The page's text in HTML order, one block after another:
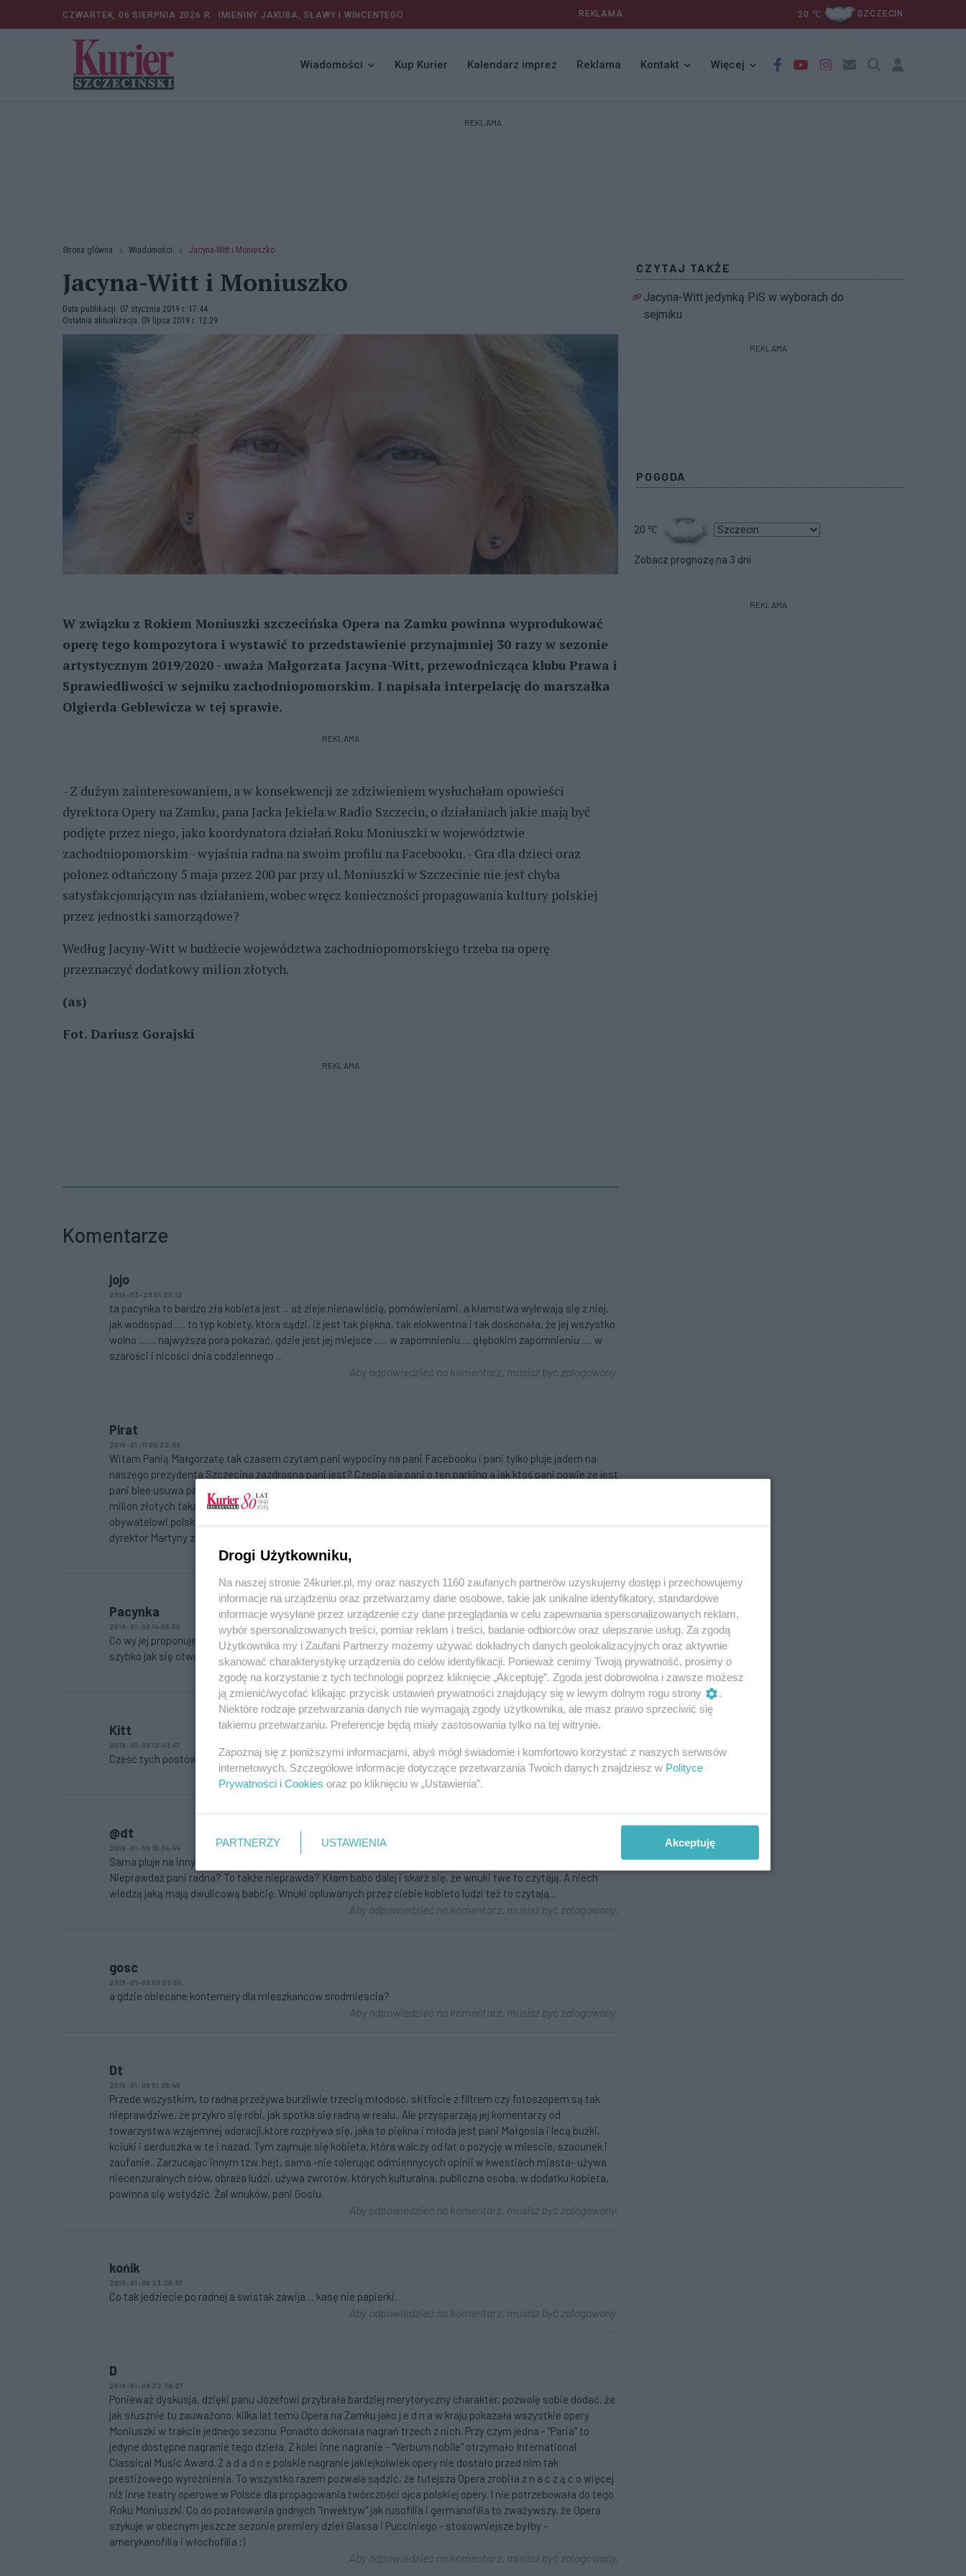
CZWARTEK, 06 SIERPNIA 2026 R. IMIENINY JAKUBA, SŁAWY I WINCENTEGO REKLAMA 20 ℃ SZCZECIN
Wiadomości Kup Kurier Kalendarz imprez Reklama Kontakt Więcej
REKLAMA
Strona główna Wiadomości Jacyna-Witt i Moniuszko
Jacyna-Witt i Moniuszko
Data publikacji: 07 stycznia 2019 r. 17:44
Ostatnia aktualizacja: 09 lipca 2019 r. 12:29
W związku z Rokiem Moniuszki szczecińska Opera na Zamku powinna wyprodukować
operę tego kompozytora i wystawić to przedstawienie przynajmniej 30 razy w sezonie
artystycznym 2019/2020 - uważa Małgorzata Jacyna-Witt, przewodnicząca klubu Prawa i
Sprawiedliwości w sejmiku zachodniopomorskim. I napisała interpelację do marszałka
Olgierda Geblewicza w tej sprawie.
REKLAMA
- Z dużym zainteresowaniem, a w konsekwencji ze zdziwieniem wysłuchałam opowieści
dyrektora Opery na Zamku, pana Jacka Jekiela w Radio Szczecin, o działaniach jakie mają być
podjęte przez niego, jako koordynatora działań Roku Moniuszki w województwie
zachodniopomorskim - wyjaśnia radna na swoim profilu na Facebooku. - Gra dla dzieci oraz
polonez odtańczony 5 maja przez 200 par przy ul. Moniuszki w Szczecinie nie jest chyba
satysfakcjonującym nas działaniem, wobec wręcz konieczności propagowania kultury polskiej
przez jednostki samorządowe?
Według Jacyny-Witt w budżecie województwa zachodniopomorskiego trzeba na operę
przeznaczyć dodatkowy milion złotych.
(as)
Fot. Dariusz Gorajski
REKLAMA
Komentarze
jojo
2019-03-29 01:20:12
ta pacynka to bardzo zła kobieta jest ... aż zieje nienawiścią, pomówieniami, a kłamstwa wylewają się z niej,
jak wodospad ..... to typ kobiety, która sądzi, iż jest tak piękna, tak elokwentna i tak doskonała, że jej wszystko
wolno ........ najwyższa pora pokazać, gdzie jest jej miejsce ...... w zapomnieniu..... głębokim zapomnieniu ..... w
szarości i nicości dnia codziennego ...
Aby odpowiedzieć na komentarz, musisz być zalogowany.
Pirat
2019-01-11 00:22:08
Witam Panią Małgorzatę tak czasem czytam pani wypociny na pani Facebooku i pani tylko pluje jadem na
naszego prezydenta Szczecina zazdrosna pani jest? Czepia się pani o ten parking a jak ktoś pani powie że jest
pani blee usuwa pani go ze znajomych aby nie mógł komentować a co najważniejsze żąda pani od każdego po
milion złotych taka pani biedna jest? A teraz ja żądam od pani za Martyne Wojciechowska że każdemu
obywatelowi polskiemu ma pani oddać po tys zł że z naszego podatku są marynowane pieniądze dla pani
dyrektor Martyny z banku NBP dawaj tysiaka za nią
Pacynka
2019-01-09 14:06:50
Co wy jej proponujecie prowadzenie sklepu, jak całkiem niedawno miała na Ku Słońcu sklep. Zamknął się tak
szybko jak się otworzył.
Aby odpowiedzieć na komentarz, musisz być zalogowany.
Kitt
2019-01-09 12:43:47
Cześć tych postów to wypociny synalka-przygłupa.
Aby odpowiedzieć na komentarz, musisz być zalogowany.
@dt
2019-01-09 10:34:44
Sama pluje na innych, rzuca oskarżenia, a jak staje przed sądem to udaje idiotkę, że to nie ona pisała.
Nieprawdaż pani radna? To także nieprawda? Kłam babo dalej i skarż się, że wnuki twe to czytają. A niech
wiedzą jaką mają dwulicową babcię. Wnuki opluwanych przez ciebie kobieto ludzi też to czytają...
Aby odpowiedzieć na komentarz, musisz być zalogowany.
gosc
2019-01-09 09:03:55
a gdzie obiecane konternery dla mieszkancow srodmiescia?
Aby odpowiedzieć na komentarz, musisz być zalogowany.
Dt
2019-01-09 01:36:46
Przede wszystkim, to radna przeżywa burzliwie trzecią młodość, słitfocie z filtrem czy fotoszopem są tak
nieprawdziwe, że przykro się robi, jak spotka się radną w realu.. Ale przysparzają jej komentarzy od
towarzystwa wzajemnej adoracji,które rozpływa się, jaka to piękna i młoda jest pani Małgosia i lecą buźki,
kciuki i serduszka w te i nazad. Tym zajmuje się kobieta, która walczy od lat o pozycję w miescie, szacunek i
zaufanie.. Zarzucajac innym tzw. hejt, sama -nie tolerując odmiennycych opinii w kwestiach miasta- używa
niecenzuralnych słów, obraża ludzi, używa zwrotów, których kulturalna, publiczna osoba, w dodatku kobieta,
powinna się wstydzić. Żal wnuków, pani Gosiu.
Aby odpowiedzieć na komentarz, musisz być zalogowany.
końik
2019-01-08 23:26:37
Co tak jedziecie po radnej a świstak zawija ... kasę nie papierki.
Aby odpowiedzieć na komentarz, musisz być zalogowany.
D
2019-01-08 22:38:21
Ponieważ dyskusja, dzięki panu Józefowi przybrała bardziej merytoryczny charakter, pozwolę sobie dodać, że
jak słusznie tu zauważono, kilka lat temu Opera na Zamku jako j e d n a w kraju pokazała wszystkie opery
Moniuszki w trakcie jednego sezonu. Ponadto dokonała nagrań trzech z nich. Przy czym jedna - "Paria" to
jedyne dostępne nagranie tego dzieła. Z kolei inne nagranie - "Verbum nobile" otrzymało International
Classical Music Award. Ż a d a d n e polskie nagranie jakiejkolwiek opery nie dostało przed nim tak
prestiżowego wyróżnienia. To wszystko razem pozwala sądzić, że tutejsza Opera zrobiła z n a c z ą c o więcej
niż inne teatry operowe w Polsce dla propagowania twórczości ojca polskiej opery. I nie potrzebowała do tego
Roku Moniuszki. Co do pożałowania godnych "inwektyw" jak rusofilia i germanofilia to zważywszy, że Opera
szykuje w obecnym jeszcze sezonie premiery dzieł Glassa i Pucciniego - stosowniejsze byłby -
amerykanofilia i włochofilia ;)
Aby odpowiedzieć na komentarz, musisz być zalogowany.
CZYTAJ TAKŻE
Jacyna-Witt jedynką PiS w wyborach do
sejmiku
REKLAMA
POGODA
20 ℃
Zobacz prognozę na 3 dni
REKLAMA
Drogi Użytkowniku,
Na naszej stronie 24kurier.pl, my oraz naszych 1160 zaufanych partnerów uzyskujemy dostęp i przechowujemy
informacje na urządzeniu oraz przetwarzamy dane osobowe, takie jak unikalne identyfikatory, standardowe
informacje wysyłane przez urządzenie czy dane przeglądania w celu zapewniania spersonalizowanych reklam,
wybór spersonalizowanych treści, pomiar reklam i treści, badanie odbiorców oraz ulepszanie usług. Za zgodą
Użytkownika my i Zaufani Partnerzy możemy używać dokładnych danych geolokalizacyjnych oraz aktywnie
skanować charakterystykę urządzenia do celów identyfikacji. Ponieważ cenimy Twoją prywatność, prosimy o
zgodę na korzystanie z tych technologii poprzez kliknięcie „Akceptuję”. Zgoda jest dobrowolna i zawsze możesz
ją zmienić/wycofać klikając przycisk ustawień prywatności znajdujący się w lewym dolnym rogu strony
.
Niektóre rodzaje przetwarzania danych nie wymagają zgody użytkownika, ale masz prawo sprzeciwić się
takiemu przetwarzaniu. Preferencje będą miały zastosowania tylko na tej witrynie.
Zapoznaj się z poniższymi informacjami, abyś mógł świadomie i komfortowo korzystać z naszych serwisów
internetowych. Szczegółowe informacje dotyczące przetwarzania Twoich danych znajdziesz w Polityce
Prywatności i Cookies oraz po kliknięciu w „Ustawienia”.
PARTNERZY USTAWIENIA Akceptuję